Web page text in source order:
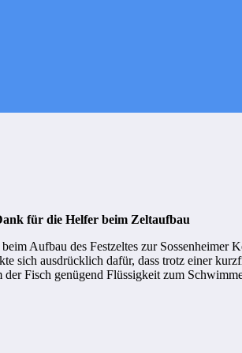
für die Helfer beim Zeltaufbau
Aufbau des Festzeltes zur Sossenheimer
sich ausdrücklich dafür, dass trotz einer
Fisch genügend Flüssigkeit zum